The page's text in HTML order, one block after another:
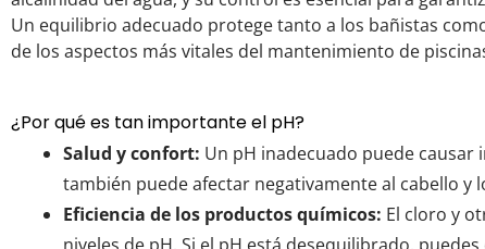
Un equilibrio adecuado protege tanto a los bañistas
de los aspectos más vitales del mantenimiento de
¿Por qué es tan importante el pH?
Salud y confort: Un pH inadecuado puede causar
también puede afectar negativamente al cabello y
Eficiencia de los productos químicos: El cloro y